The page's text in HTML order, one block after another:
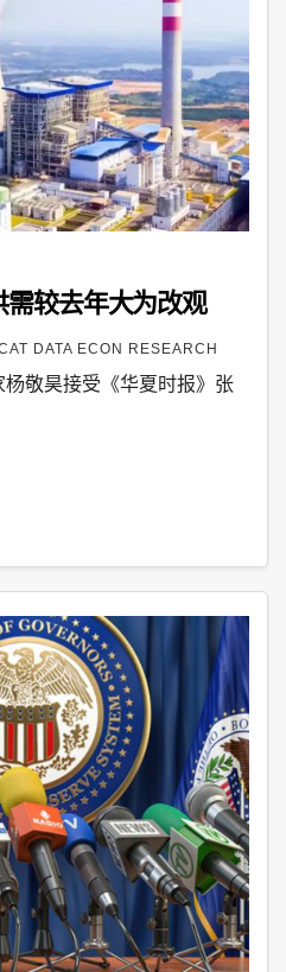
较去年大为改观
DATA ECON RESEARCH
敬昊接受《华夏时报》张